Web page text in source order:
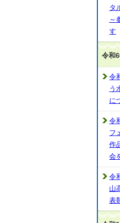
タ
～
す
令和
令
う
に
令
フ
作
会
令
山
表